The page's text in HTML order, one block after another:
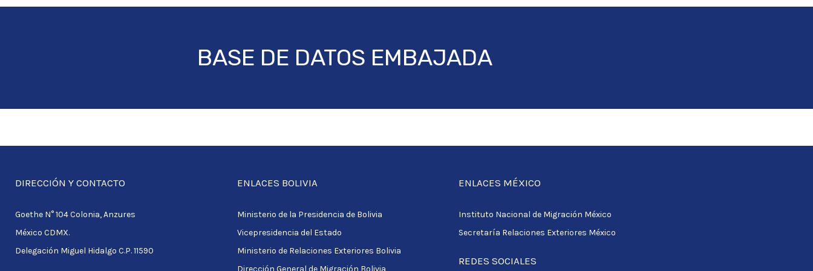
e
f
t
t
BASE DE DATOS EMBAJADA
DIRECCIÓN Y CONTACTO
Goethe N° 104 Colonia, Anzures
México CDMX.
Delegación Miguel Hidalgo C.P. 11590
ENLACES BOLIVIA
Ministerio de la Presidencia de Bolivia
Vicepresidencia del Estado
Ministerio de Relaciones Exteriores Bolivia
Dirección General de Migración Bolivia
ENLACES MÉXICO
Instituto Nacional de Migración México
Secretaría Relaciones Exteriores México
REDES SOCIALES